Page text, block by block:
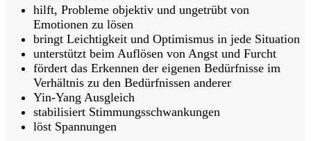
hilft, Probleme objektiv und ungetrübt von
Emotionen zu lösen
bringt Leichtigkeit und Optimismus in jede Situation
unterstützt beim Auflösen von Angst und Furcht
fördert das Erkennen der eigenen Bedürfnisse im
Verhältnis zu den Bedürfnissen anderer
Yin-Yang Ausgleich
stabilisiert Stimmungsschwankungen
löst Spannungen